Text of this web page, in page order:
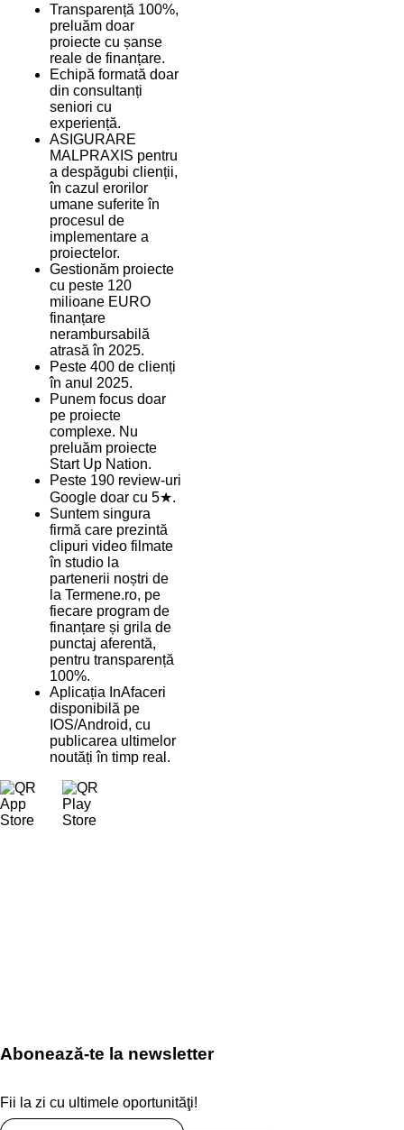
Transparență 100%,
preluăm doar
proiecte cu șanse
reale de finanțare.
Echipă formată doar
din consultanți
seniori cu
experiență.
ASIGURARE
MALPRAXIS pentru
a despăgubi clienții,
în cazul erorilor
umane suferite în
procesul de
implementare a
proiectelor.
Gestionăm proiecte
cu peste 120
milioane EURO
finanțare
nerambursabilă
atrasă în 2025.
Peste 400 de clienți
în anul 2025.
Punem focus doar
pe proiecte
complexe. Nu
preluăm proiecte
Start Up Nation.
Peste 190 review-uri
Google doar cu 5★.
Suntem singura
firmă care prezintă
clipuri video filmate
în studio la
partenerii noștri de
la Termene.ro, pe
fiecare program de
finanțare și grila de
punctaj aferentă,
pentru transparență
100%.
Aplicația InAfaceri
disponibilă pe
IOS/Android, cu
publicarea ultimelor
noutăți în timp real.
Abonează-te la newsletter
Fii la zi cu ultimele oportunităţi!